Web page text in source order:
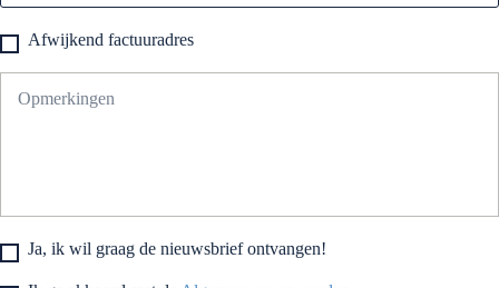
Afwijkend factuuradres
Ja, ik wil graag de nieuwsbrief ontvangen!